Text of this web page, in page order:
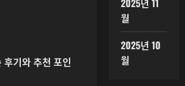
기와 추천 포인
월
2025년 10
월